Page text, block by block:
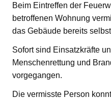
Beim Eintreffen der
betroffenen Wohnung
das Gebäude bereits
Sofort sind Einsatzkräfte
Menschenrettung und
vorgegangen.
Die vermisste Person